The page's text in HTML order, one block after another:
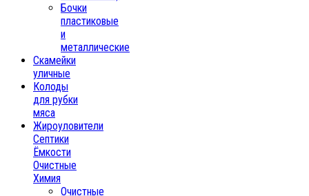
Бочки
пластиковые
и
металлические
Скамейки
уличные
Колоды
для рубки
мяса
Жироуловители
Септики
Ёмкости
Очистные
Химия
Очистные